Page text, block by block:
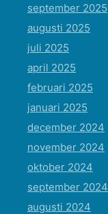
september 2025
augusti 2025
juli 2025
april 2025
februari 2025
januari 2025
december 2024
november 2024
oktober 2024
september 2024
augusti 2024